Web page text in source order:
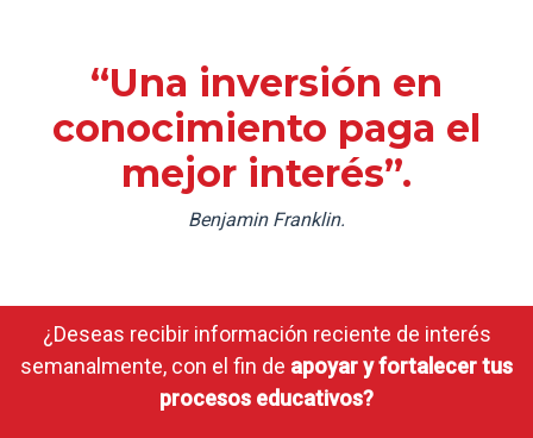
“Una inversión en
conocimiento paga el
mejor interés”.
Benjamin Franklin.
¿Deseas recibir información reciente de interés
semanalmente, con el fin de apoyar y fortalecer tus
procesos educativos?